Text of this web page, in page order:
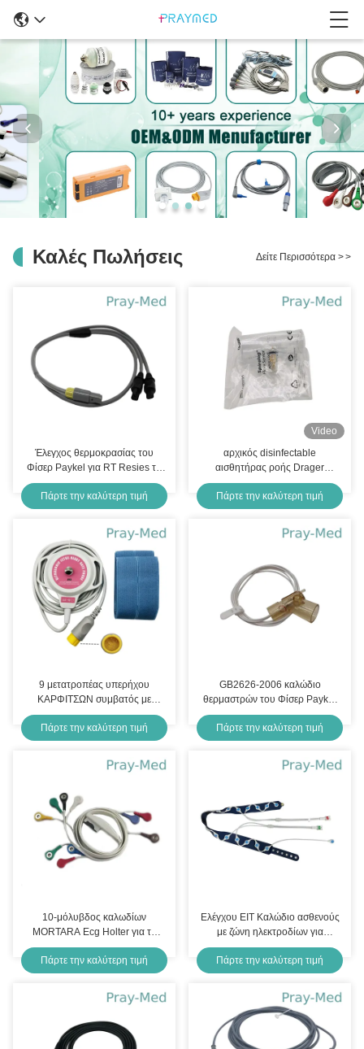
Καλές Πωλήσεις Δείτε Περισσότερα >>
Έλεγχος θερμοκρασίας του
Φίσερ Paykel για RT Resies το
διπλό θερμαμένο κύκλωμα
αναπνοής
Πάρτε την καλύτερη τιμή
Video
αρχικός disinfectable
αισθητήρας ροής Drager
Spirolog, 5pcs/box 8403735
Πάρτε την καλύτερη τιμή
9 μετατροπέας υπερήχου
ΚΑΡΦΙΤΣΩΝ συμβατός με
Comen 3m 10ft γκρίζο καλώδιο
Πάρτε την καλύτερη τιμή
GB2626-2006 καλώδιο
θερμαστρών του Φίσερ Paykel
με το σωλήνα 900MR850 2pin
1.4m/που προσαρμόζεται
Πάρτε την καλύτερη τιμή
10-μόλυβδος καλωδίων
MORTARA Ecg Holter για τη
X12 9293-017-51 H12 H12+
Πάρτε την καλύτερη τιμή
Ελέγχου EIT Καλώδιο ασθενούς
με ζώνη ηλεκτροδίων για
PulmoVista 500 Drager S M L
XL SIZE
Πάρτε την καλύτερη τιμή